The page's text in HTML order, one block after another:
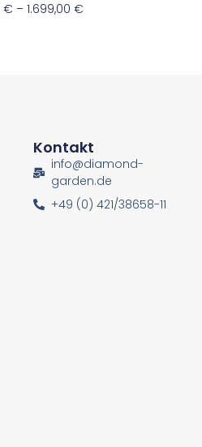
€ – 1.699,00 €
Kontakt
info@diamond-
garden.de
+49 (0) 421/38658-11